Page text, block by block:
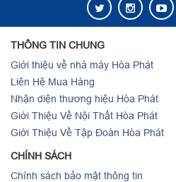
THÔNG TIN CHUNG
Giới thiệu về nhà máy Hòa Phát
Liên Hệ Mua Hàng
Nhận diện thương hiệu Hòa Phát
Giới Thiệu Về Nội Thất Hòa Phát
Giới Thiệu Về Tập Đoàn Hòa Phát
CHÍNH SÁCH
Chính sách bảo mật thông tin